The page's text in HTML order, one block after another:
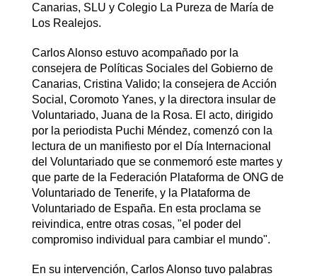
Canarias, SLU y Colegio La Pureza de María de
Los Realejos.
Carlos Alonso estuvo acompañado por la
consejera de Políticas Sociales del Gobierno de
Canarias, Cristina Valido; la consejera de Acción
Social, Coromoto Yanes, y la directora insular de
Voluntariado, Juana de la Rosa. El acto, dirigido
por la periodista Puchi Méndez, comenzó con la
lectura de un manifiesto por el Día Internacional
del Voluntariado que se conmemoró este martes y
que parte de la Federación Plataforma de ONG de
Voluntariado de Tenerife, y la Plataforma de
Voluntariado de España. En esta proclama se
reivindica, entre otras cosas, "el poder del
compromiso individual para cambiar el mundo".
En su intervención, Carlos Alonso tuvo palabras